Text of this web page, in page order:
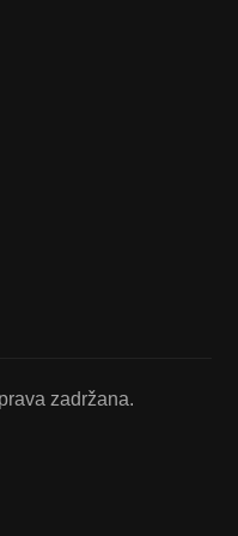
zadržana.